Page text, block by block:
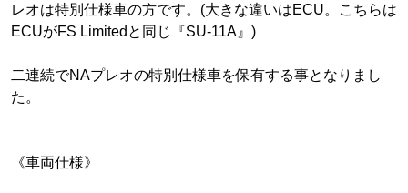
レオは特別仕様車の方です。(大きな違いはECU。こちらは
ECUがFS Limitedと同じ『SU-11A』)
二連続でNAプレオの特別仕様車を保有する事となりまし
た。
《車両仕様》